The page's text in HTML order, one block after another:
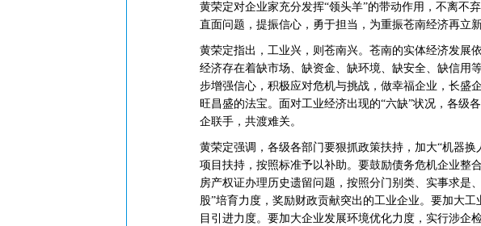
黄荣定对企业家充分发挥“领头羊”的带动作用，不离不
直面问题，提振信心，勇于担当，为重振苍南经济再立新
黄荣定指出，工业兴，则苍南兴。苍南的实体经济发展
经济存在着缺市场、缺资金、缺环境、缺安全、缺信用
步增强信心，积极应对危机与挑战，做幸福企业，长盛
旺昌盛的法宝。面对工业经济出现的“六缺”状况，各级
企联手，共渡难关。
黄荣定强调，各级各部门要狠抓政策扶持，加大“机器
项目扶持，按照标准予以补助。要鼓励债务危机企业整
房产权证办理历史遗留问题，按照分门别类、实事求是
股”培育力度，奖励财政贡献突出的工业企业。要加大
目引进力度。要加大企业发展环境优化力度，实行涉企